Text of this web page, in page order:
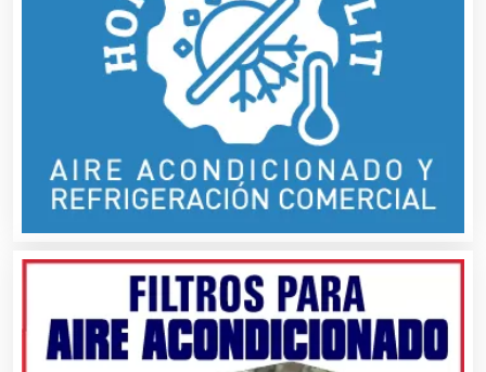
Cancelería de Aluminio
Capacitación
Carnicerías
Carpinterías
Centros Comerciales